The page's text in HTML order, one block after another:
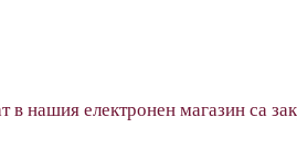
нашия електронен магазин са